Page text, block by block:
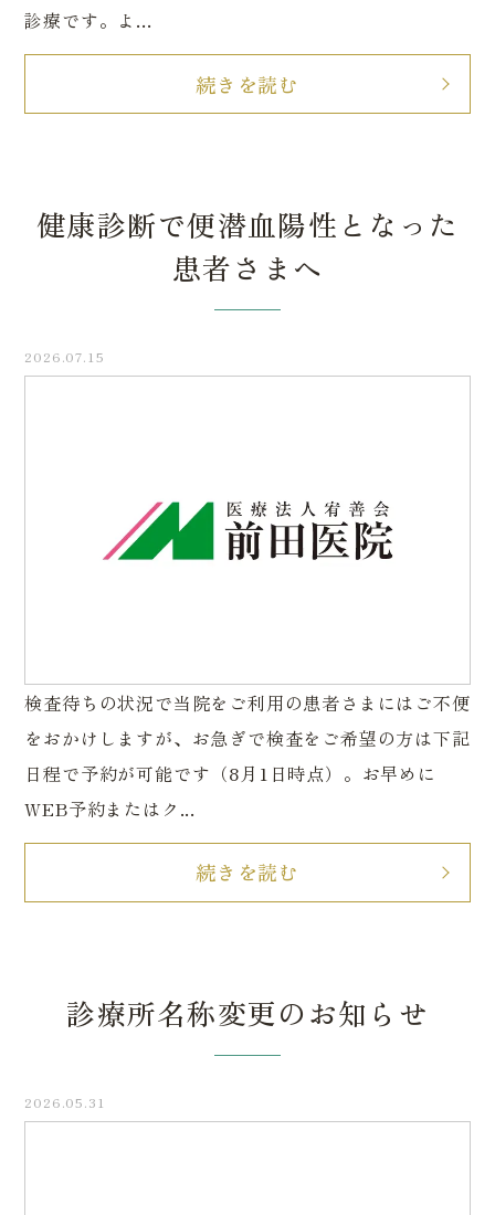
診療です。よ...
続きを読む
健康診断で便潜血陽性となった
患者さまへ
2026.07.15
検査待ちの状況で当院をご利用の患者さまにはご不便
をおかけしますが、お急ぎで検査をご希望の方は下記
日程で予約が可能です（8月1日時点）。お早めに
WEB予約またはク...
続きを読む
診療所名称変更のお知らせ
2026.05.31